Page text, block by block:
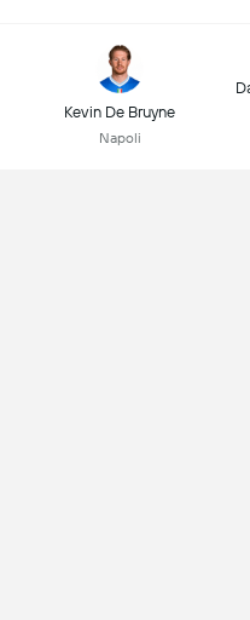
Kevin De Bruyne
Napoli